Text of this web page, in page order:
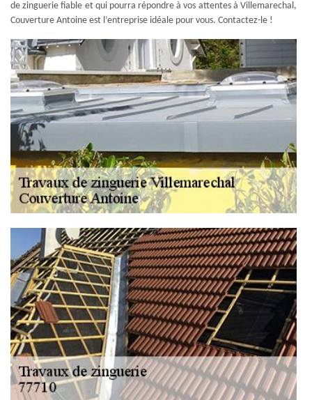
de zinguerie fiable et qui pourra répondre à vos attentes à Villemarechal,
Couverture Antoine est l’entreprise idéale pour vous. Contactez-le !